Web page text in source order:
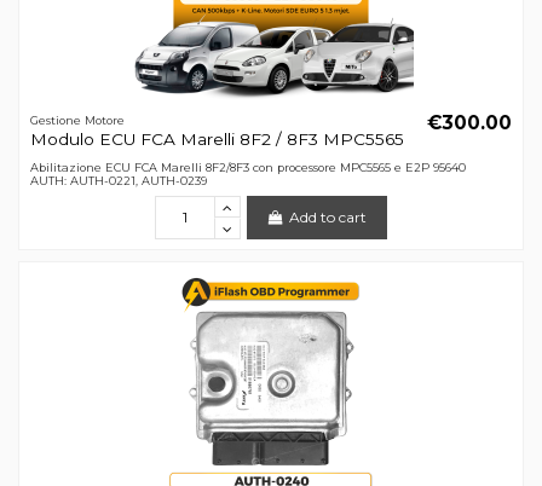
Gestione Motore
Modulo ECU FCA Marelli 8F2 / 8F3 MPC5565
€300.00
Abilitazione ECU FCA Marelli 8F2/8F3 con processore MPC5565 e E2P 95640
AUTH: AUTH-0221, AUTH-0239
Add to cart